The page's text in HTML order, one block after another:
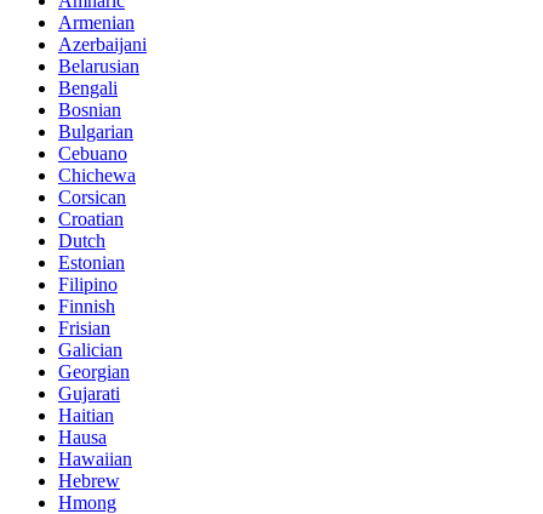
Armenian
Azerbaijani
Belarusian
Bengali
Bosnian
Bulgarian
Cebuano
Chichewa
Corsican
Croatian
Dutch
Estonian
Filipino
Finnish
Frisian
Galician
Georgian
Gujarati
Haitian
Hausa
Hawaiian
Hebrew
Hmong